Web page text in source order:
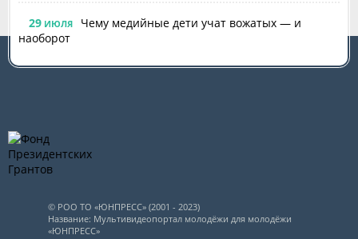
29 ИЮЛЯ
Чему медийные дети учат вожатых — и
наоборот
© РОО ТО «ЮНПРЕСС» (2001 - 2023)
Название: Мультивидеопортал молодёжи для молодёжи
«ЮНПРЕСС»